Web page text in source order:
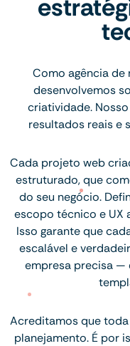
Como agência de
desenvolvemos
criatividade.
resultados reais e
Cada projeto web
estruturado, que
do seu negócio.
escopo técnico e UX
Isso garante que
escalável e
empresa precisa —
Acreditamos que
planejamento. É por